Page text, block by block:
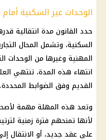
الوحدات غير السكنية أمام مهلة
السكنية، وتشمل المحال
المهنية وغيرها من الوحدات
انتهاء هذه المدة، تنتهي
القديم وفق الضوابط المحددة.
وتعد هذه المهلة مهمة
لأنها تمنحهم فترة زمنية
على عقد جديد، أو الانتقال